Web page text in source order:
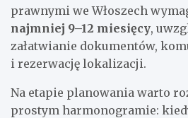
prawnymi we Włoszech
najmniej 9–12 miesięcy,
załatwianie dokumentów,
i rezerwację lokalizacji.
Na etapie planowania warto
prostym harmonogramie: